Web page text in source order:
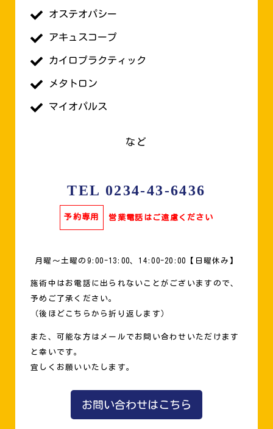
オステオパシー
アキュスコープ
カイロプラクティック
メタトロン
マイオパルス
など
TEL 0234-43-6436
予約専用 営業電話はご遠慮ください
月曜〜土曜の9:00-13:00、14:00-20:00【日曜休み】
施術中はお電話に出られないことがございますので、
予めご了承ください。
（後ほどこちらから折り返します）
また、可能な方はメールでお問い合わせいただけます
と幸いです。
宜しくお願いいたします。
お問い合わせはこちら